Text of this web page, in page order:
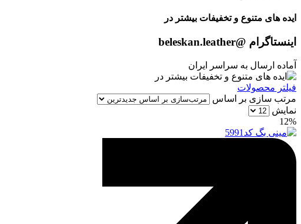
ایده های متنوع و تخفیفات بیشتر در
اینستاگرام @beleskan.leather
آماده ارسال به سراسر ایران
فیلتر محصولات
مرتب سازی بر اساس
نمایش
12%